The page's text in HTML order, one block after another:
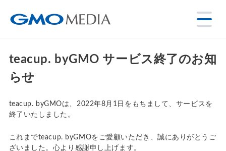
teacup. byGMO サービス終了のお知
らせ
teacup. byGMOは、2022年8月1日をもちまして、サービスを
終了いたしました。
これまでteacup. byGMOをご愛顧いただき、誠にありがとうご
ざいました。心より感謝申し上げます。